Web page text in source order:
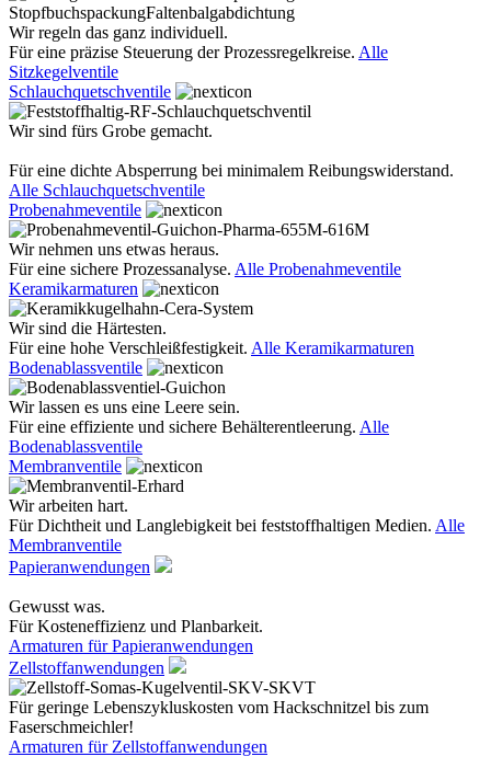
Wir regeln das ganz individuell.
Für eine präzise Steuerung der Prozessregelkreise. Alle
Sitzkegelventile
Schlauchquetschventile
Wir sind fürs Grobe gemacht.
Für eine dichte Absperrung bei minimalem Reibungswiderstand.
Alle Schlauchquetschventile
Probenahmeventile
Wir nehmen uns etwas heraus.
Für eine sichere Prozessanalyse. Alle Probenahmeventile
Keramikarmaturen
Wir sind die Härtesten.
Für eine hohe Verschleißfestigkeit. Alle Keramikarmaturen
Bodenablassventile
Wir lassen es uns eine Leere sein.
Für eine effiziente und sichere Behälterentleerung. Alle
Bodenablassventile
Membranventile
Wir arbeiten hart.
Für Dichtheit und Langlebigkeit bei feststoffhaltigen Medien. Alle
Membranventile
Papieranwendungen
Gewusst was.
Für Kosteneffizienz und Planbarkeit.
Armaturen für Papieranwendungen
Zellstoffanwendungen
Für geringe Lebenszykluskosten vom Hackschnitzel bis zum
Faserschmeichler!
Armaturen für Zellstoffanwendungen